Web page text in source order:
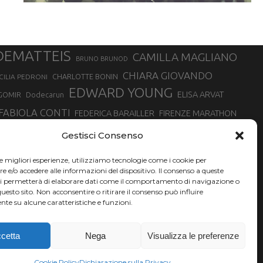
Gestisci Consenso
migliori esperienze, utilizziamo tecnologie come i cookie per
e/o accedere alle informazioni del dispositivo. Il consenso a queste
permetterà di elaborare dati come il comportamento di navigazione o
sito. Non acconsentire o ritirare il consenso può influire
su alcune caratteristiche e funzioni.
Nega Visualizza le preferenze
BRUNO BRUNOD CAMILLA MAGLIANO
PEDRONI CHARLOTTE BONIN CHIARA GIOVANDO
Dodecarun EDWARD YOUNG ELISA ARVAT
FABIOLA CONTI FEDERICA BARAILLER FIRENZE MARATHON
GIOVANNA EPIS GIULIANO CAVALLO
DI TORINO MARATONINA MARCELLA BELLETTI MARCO OLMO
MONVISO VERTICAL RACE NADIA BATTOCLETTI
BONALDI SILVIA RAMPAZZO
CHEVRIER YEMAN CRIPPA